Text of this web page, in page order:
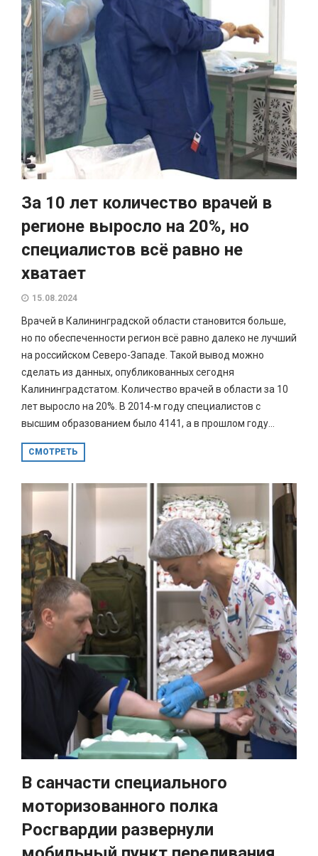
За 10 лет количество врачей в
регионе выросло на 20%, но
специалистов всё равно не
хватает
15.08.2024
Врачей в Калининградской области становится больше,
но по обеспеченности регион всё равно далеко не лучший
на российском Северо-Западе. Такой вывод можно
сделать из данных, опубликованных сегодня
Калининградстатом. Количество врачей в области за 10
лет выросло на 20%. В 2014-м году специалистов с
высшим образованием было 4141, а в прошлом году...
СМОТРЕТЬ
В санчасти специального
моторизованного полка
Росгвардии развернули